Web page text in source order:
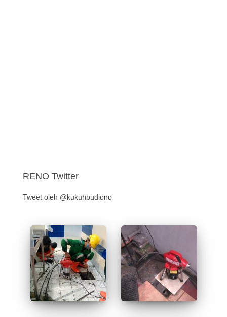
RENO Twitter
Tweet oleh @kukuhbudiono